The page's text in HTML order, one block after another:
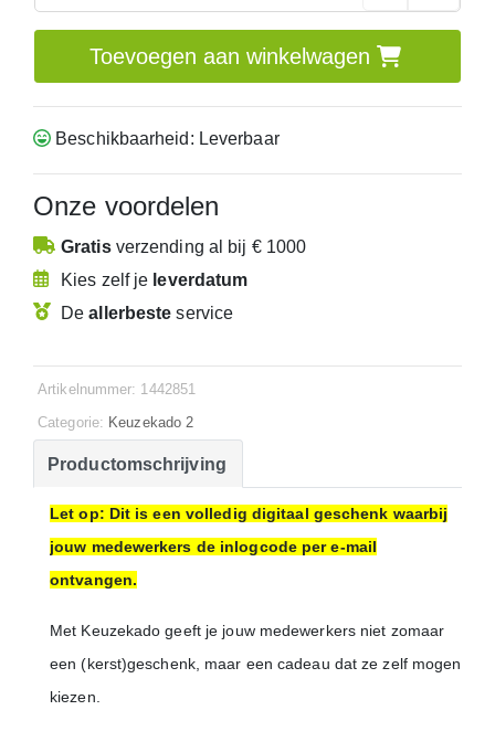
Toevoegen aan winkelwagen
Beschikbaarheid: Leverbaar
Onze voordelen
Gratisverzending al bij € 1000
Kies zelf je leverdatum
Deallerbeste service
Artikelnummer: 1442851
Categorie: Keuzekado 2
Productomschrijving
Let op: Dit is een volledig digitaal geschenk waarbij
jouw medewerkers de inlogcode per e-mail
ontvangen.
Met Keuzekado geeft je jouw medewerkers niet zomaar
een (kerst)geschenk, maar een cadeau dat ze zelf mogen
kiezen.